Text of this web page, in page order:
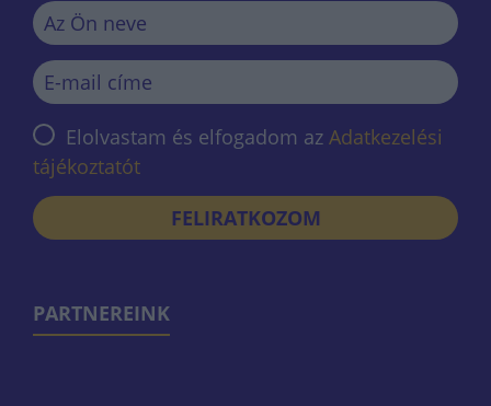
Elolvastam és elfogadom az Adatkezelési
tájékoztatót
FELIRATKOZOM
PARTNEREINK